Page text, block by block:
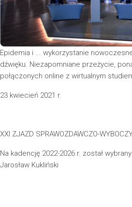
Epidemia i ... wykorzystanie
dźwięku. Niezapomniane przeżycie,
połączonych online z wirtualnym studiem
23 kwiecień 2021 r.
XXI ZJAZD SPRAWOZDAWCZO-
Na kadencję 2022-2026 r. został
Jarosław Kukliński